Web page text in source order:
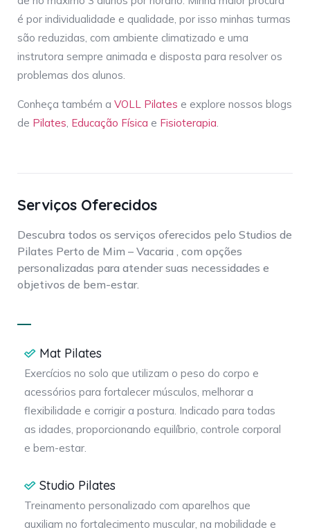
é por individualidade e qualidade, por isso minhas turmas
são reduzidas, com ambiente climatizado e uma
instrutora sempre animada e disposta para resolver os
problemas dos alunos.
Conheça também a VOLL Pilates e explore nossos blogs
de Pilates Educação Física e Fisioterapia
Serviços Oferecidos
Descubra todos os serviços oferecidos pelo Studios de
Pilates Perto de Mim – Vacaria , com opções
personalizadas para atender suas necessidades e
objetivos de bem-estar.
Mat Pilates
Exercícios no solo que utilizam o peso do corpo e
acessórios para fortalecer músculos, melhorar a
flexibilidade e corrigir a postura. Indicado para todas
as idades, proporcionando equilíbrio, controle corporal
e bem-estar.
Studio Pilates
Treinamento personalizado com aparelhos que
auxiliam no fortalecimento muscular, na mobilidade e